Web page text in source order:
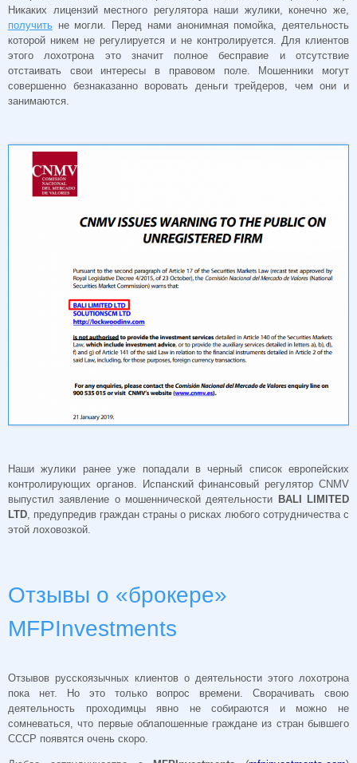
Никаких лицензий местного регулятора наши жулики, конечно же,
получить не могли. Перед нами анонимная помойка, деятельность
которой никем не регулируется и не контролируется. Для клиентов
этого лохотрона это значит полное бесправие и отсутствие
отстаивать свои интересы в правовом поле. Мошенники могут
совершенно безнаказанно воровать деньги трейдеров, чем они и
занимаются.
Наши жулики ранее уже попадали в черный список европейских
контролирующих органов. Испанский финансовый регулятор CNMV
выпустил заявление о мошеннической деятельности BALI LIMITED
LTD , предупредив граждан страны о рисках любого сотрудничества с
этой лоховозкой.
Отзывы о «брокере»
MFPInvestments
Отзывов русскоязычных клиентов о деятельности этого лохотрона
пока нет. Но это только вопрос времени. Сворачивать свою
деятельность проходимцы явно не собираются и можно не
сомневаться, что первые облапошенные граждане из стран бывшего
СССР появятся очень скоро.